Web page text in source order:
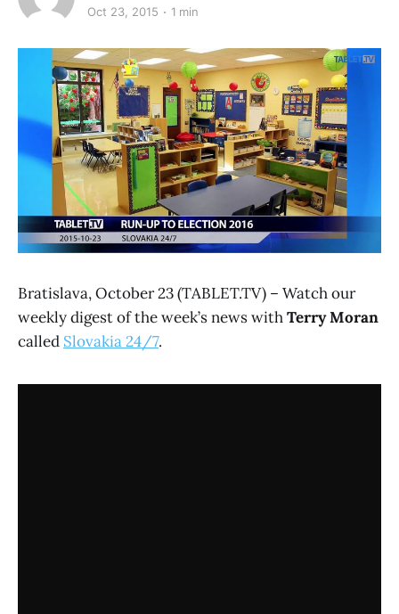
Oct 23, 2015 1 min
Bratislava, October 23 (TABLET.TV) – Watch our
weekly digest of the week’s news withTerry Moran
called Slovakia 24/7.